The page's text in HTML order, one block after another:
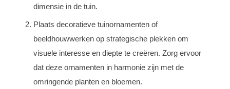
dimensie in de tuin.
Plaats decoratieve tuinornamenten of
beeldhouwwerken op strategische plekken om
visuele interesse en diepte te creëren. Zorg ervoor
dat deze ornamenten in harmonie zijn met de
omringende planten en bloemen.